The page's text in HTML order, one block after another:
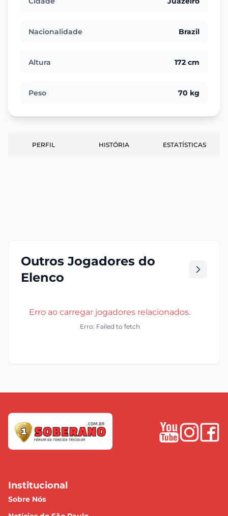
Nacionalidade Brazil
Altura 172 cm
Peso 70 kg
PERFIL HISTÓRIA ESTATÍSTICAS
Outros Jogadores do
Elenco
Erro ao carregar jogadores relacionados.
Erro: Failed to fetch
Institucional
Sobre Nós